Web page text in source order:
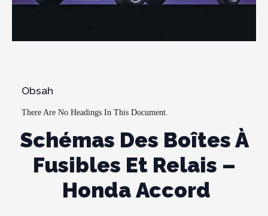
Obsah
There Are No Headings In This Document.
Schémas Des Boîtes À
Fusibles Et Relais –
Honda Accord